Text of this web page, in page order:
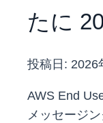
たに
投稿日: 2026
AWS End
メッセージ